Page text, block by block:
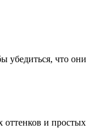
убедиться, что
оттенков и